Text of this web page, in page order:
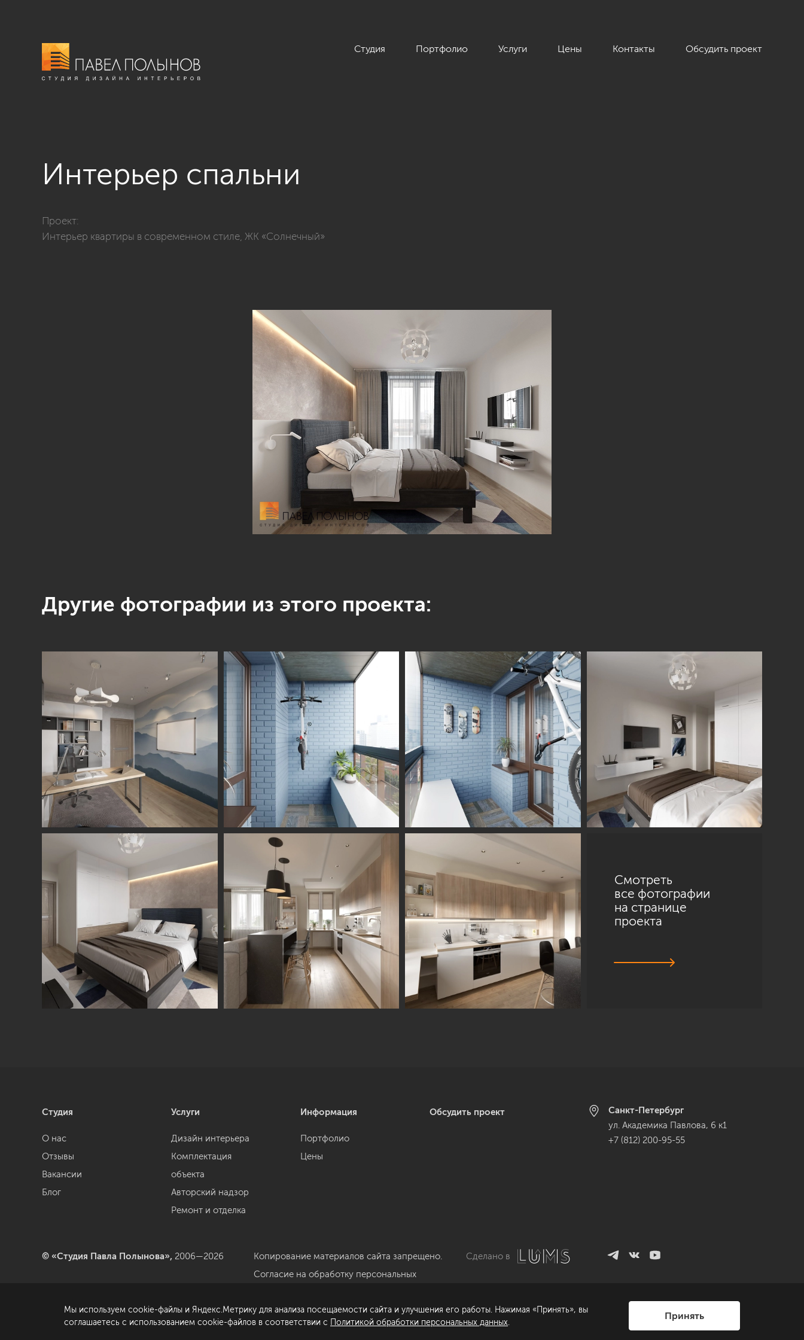
Студия Портфолио Услуги Цены Контакты Обсудить проект
Интерьер спальни
Проект:
Интерьер квартиры в современном стиле, ЖК «Солнечный»
Другие фотографии из этого проекта:
Смотреть
все фотографии
на странице
проекта
Студия
О нас
Отзывы
Вакансии
Блог
Услуги
Дизайн интерьера
Комплектация
объекта
Авторский надзор
Ремонт и отделка
Информация
Портфолио
Цены
Обсудить проект
Санкт-Петербург
ул. Академика Павлова, 6 к1
+7 (812) 200-95-55
© «Студия Павла Полынова», 2006—2026
Копирование материалов сайта запрещено.
Согласие на обработку персональных
Политика обработки персональных данных
Сделано в
Мы используем cookie-файлы и Яндекс.Метрику для анализа посещаемости сайта и улучшения его работы. Нажимая «Принять», вы
соглашаетесь с использованием cookie-файлов в соответствии с Политикой обработки персональных данных.
Принять